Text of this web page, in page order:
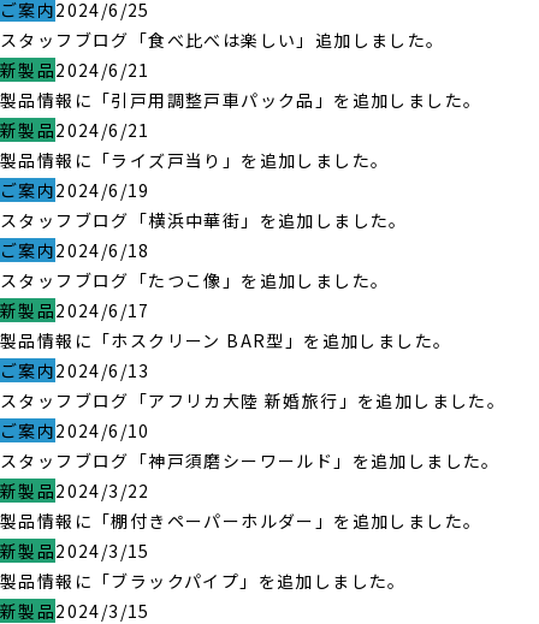
ご案内2024/6/25
スタッフブログ「食べ比べは楽しい」追加しました。
新製品2024/6/21
製品情報に「引戸用調整戸車パック品」を追加しました。
新製品2024/6/21
製品情報に「ライズ戸当り」を追加しました。
ご案内2024/6/19
スタッフブログ「横浜中華街」を追加しました。
ご案内2024/6/18
スタッフブログ「たつこ像」を追加しました。
新製品2024/6/17
製品情報に「ホスクリーン BAR型」を追加しました。
ご案内2024/6/13
スタッフブログ「アフリカ大陸 新婚旅行」を追加しました。
ご案内2024/6/10
スタッフブログ「神戸須磨シーワールド」を追加しました。
新製品2024/3/22
製品情報に「棚付きペーパーホルダー」を追加しました。
新製品2024/3/15
製品情報に「ブラックパイプ」を追加しました。
新製品2024/3/15